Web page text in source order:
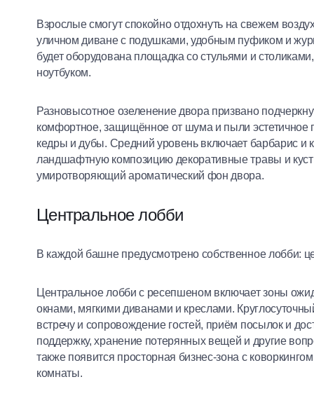
Взрослые смогут спокойно отдохнуть на свежем
уличном диване с подушками, удобным пуфиком и
будет оборудована площадка со стульями и
ноутбуком.
Разновысотное озеленение двора призвано
комфортное, защищённое от шума и пыли эстетичное
кедры и дубы. Средний уровень включает барбарис и
ландшафтную композицию декоративные травы и
умиротворяющий ароматический фон двора.
Центральное лобби
В каждой башне предусмотрено собственное лобби:
Центральное лобби с ресепшеном включает зоны
окнами, мягкими диванами и креслами.
встречу и сопровождение гостей, приём посылок и
поддержку, хранение потерянных вещей и другие
также появится просторная бизнес-зона с
комнаты.